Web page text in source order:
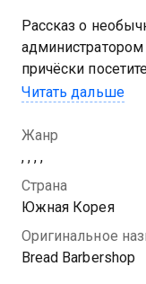
Рассказ о
причёски
Хлебная
украшать
Читать дальше
Жанр
, , , ,
Страна
Южная Корея
Оригинальное
Bread Barbershop